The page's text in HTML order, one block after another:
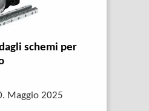
schemi per
Maggio 2025